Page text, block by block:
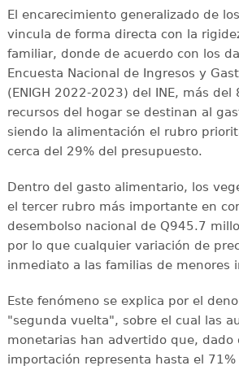
El encarecimiento generalizado de
vincula de forma directa con la
familiar, donde de acuerdo con los
Encuesta Nacional de Ingresos y
(ENIGH 2022-2023) del INE, más del
recursos del hogar se destinan al
siendo la alimentación el rubro
cerca del 29% del presupuesto.
Dentro del gasto alimentario, los
el tercer rubro más importante en
desembolso nacional de Q945.7
por lo que cualquier variación de
inmediato a las familias de menores
Este fenómeno se explica por el
"segunda vuelta", sobre el cual las
monetarias han advertido que, dado
importación representa hasta el